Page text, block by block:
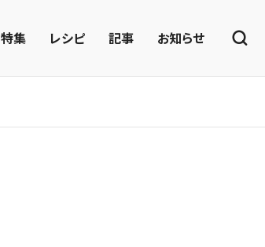
特集 レシピ 記事 お知らせ